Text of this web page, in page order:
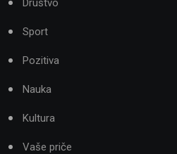
Društvo
Sport
Pozitiva
Nauka
Kultura
Vaše priče